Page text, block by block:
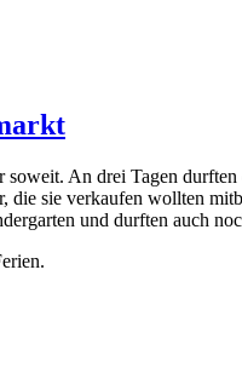
soweit. An drei Tagen
die sie verkaufen wollten
und durften auch